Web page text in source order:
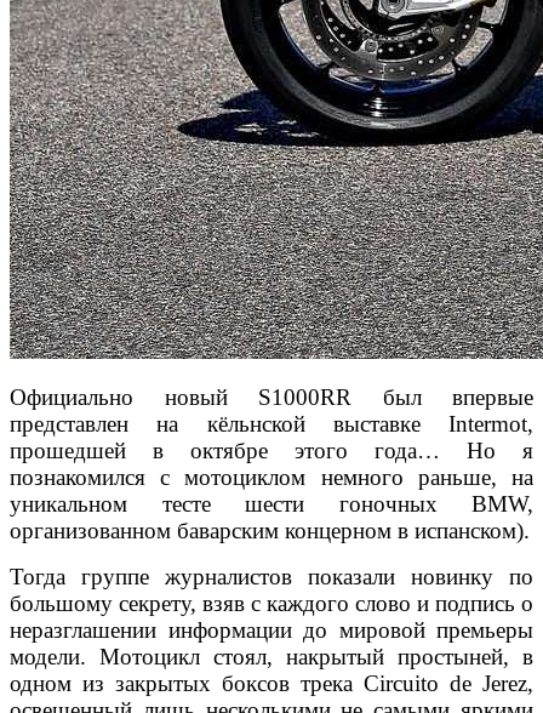
Официально новый S1000RR был впервые
представлен на кёльнской выставке Intermot,
прошедшей в октябре этого года… Но я
познакомился с мотоциклом немного раньше, на
уникальном тесте шести гоночных BMW,
организованном баварским концерном в испанском).
Тогда группе журналистов показали новинку по
большому секрету, взяв с каждого слово и подпись о
неразглашении информации до мировой премьеры
модели. Мотоцикл стоял, накрытый простыней, в
одном из закрытых боксов трека Circuito de Jerez,